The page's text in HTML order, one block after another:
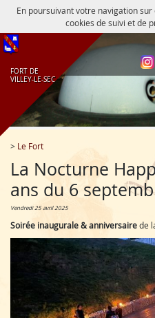
En poursuivant votre navigation sur
cookies de suivi et de
FORT DE
VILLEY‑LE‑SEC
> Le Fort
La Nocturne
ans du 6
vendredi 25 avril 2025
Soirée inaugurale & anniversairede